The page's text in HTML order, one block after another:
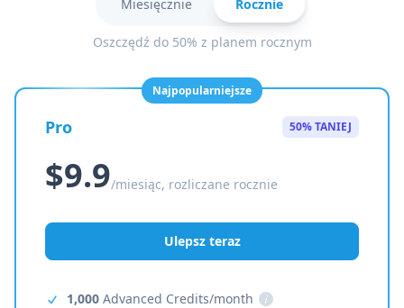
Miesięcznie Rocznie
Oszczędź do 50% z planem rocznym
Najpopularniejsze
Pro 50% TANIEJ
$9.9/miesiąc, rozliczane rocznie
Ulepsz teraz
1,000 Advanced Credits/month
i